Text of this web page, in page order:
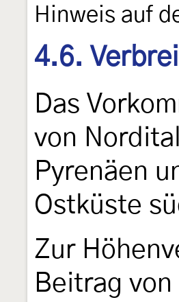
Hinweis auf
4.6.
Das
von
Pyrenäen
Ostküste
Zur
Beitrag von